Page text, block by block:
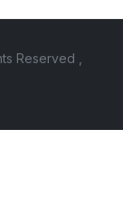
Reserved ,